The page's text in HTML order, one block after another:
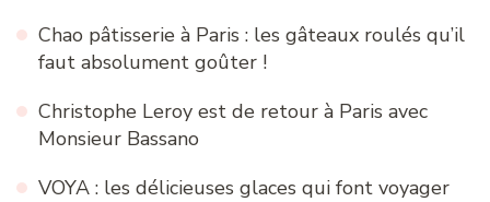
Chao pâtisserie à Paris : les gâteaux roulés qu’il
faut absolument goûter !
Christophe Leroy est de retour à Paris avec
Monsieur Bassano
VOYA : les délicieuses glaces qui font voyager